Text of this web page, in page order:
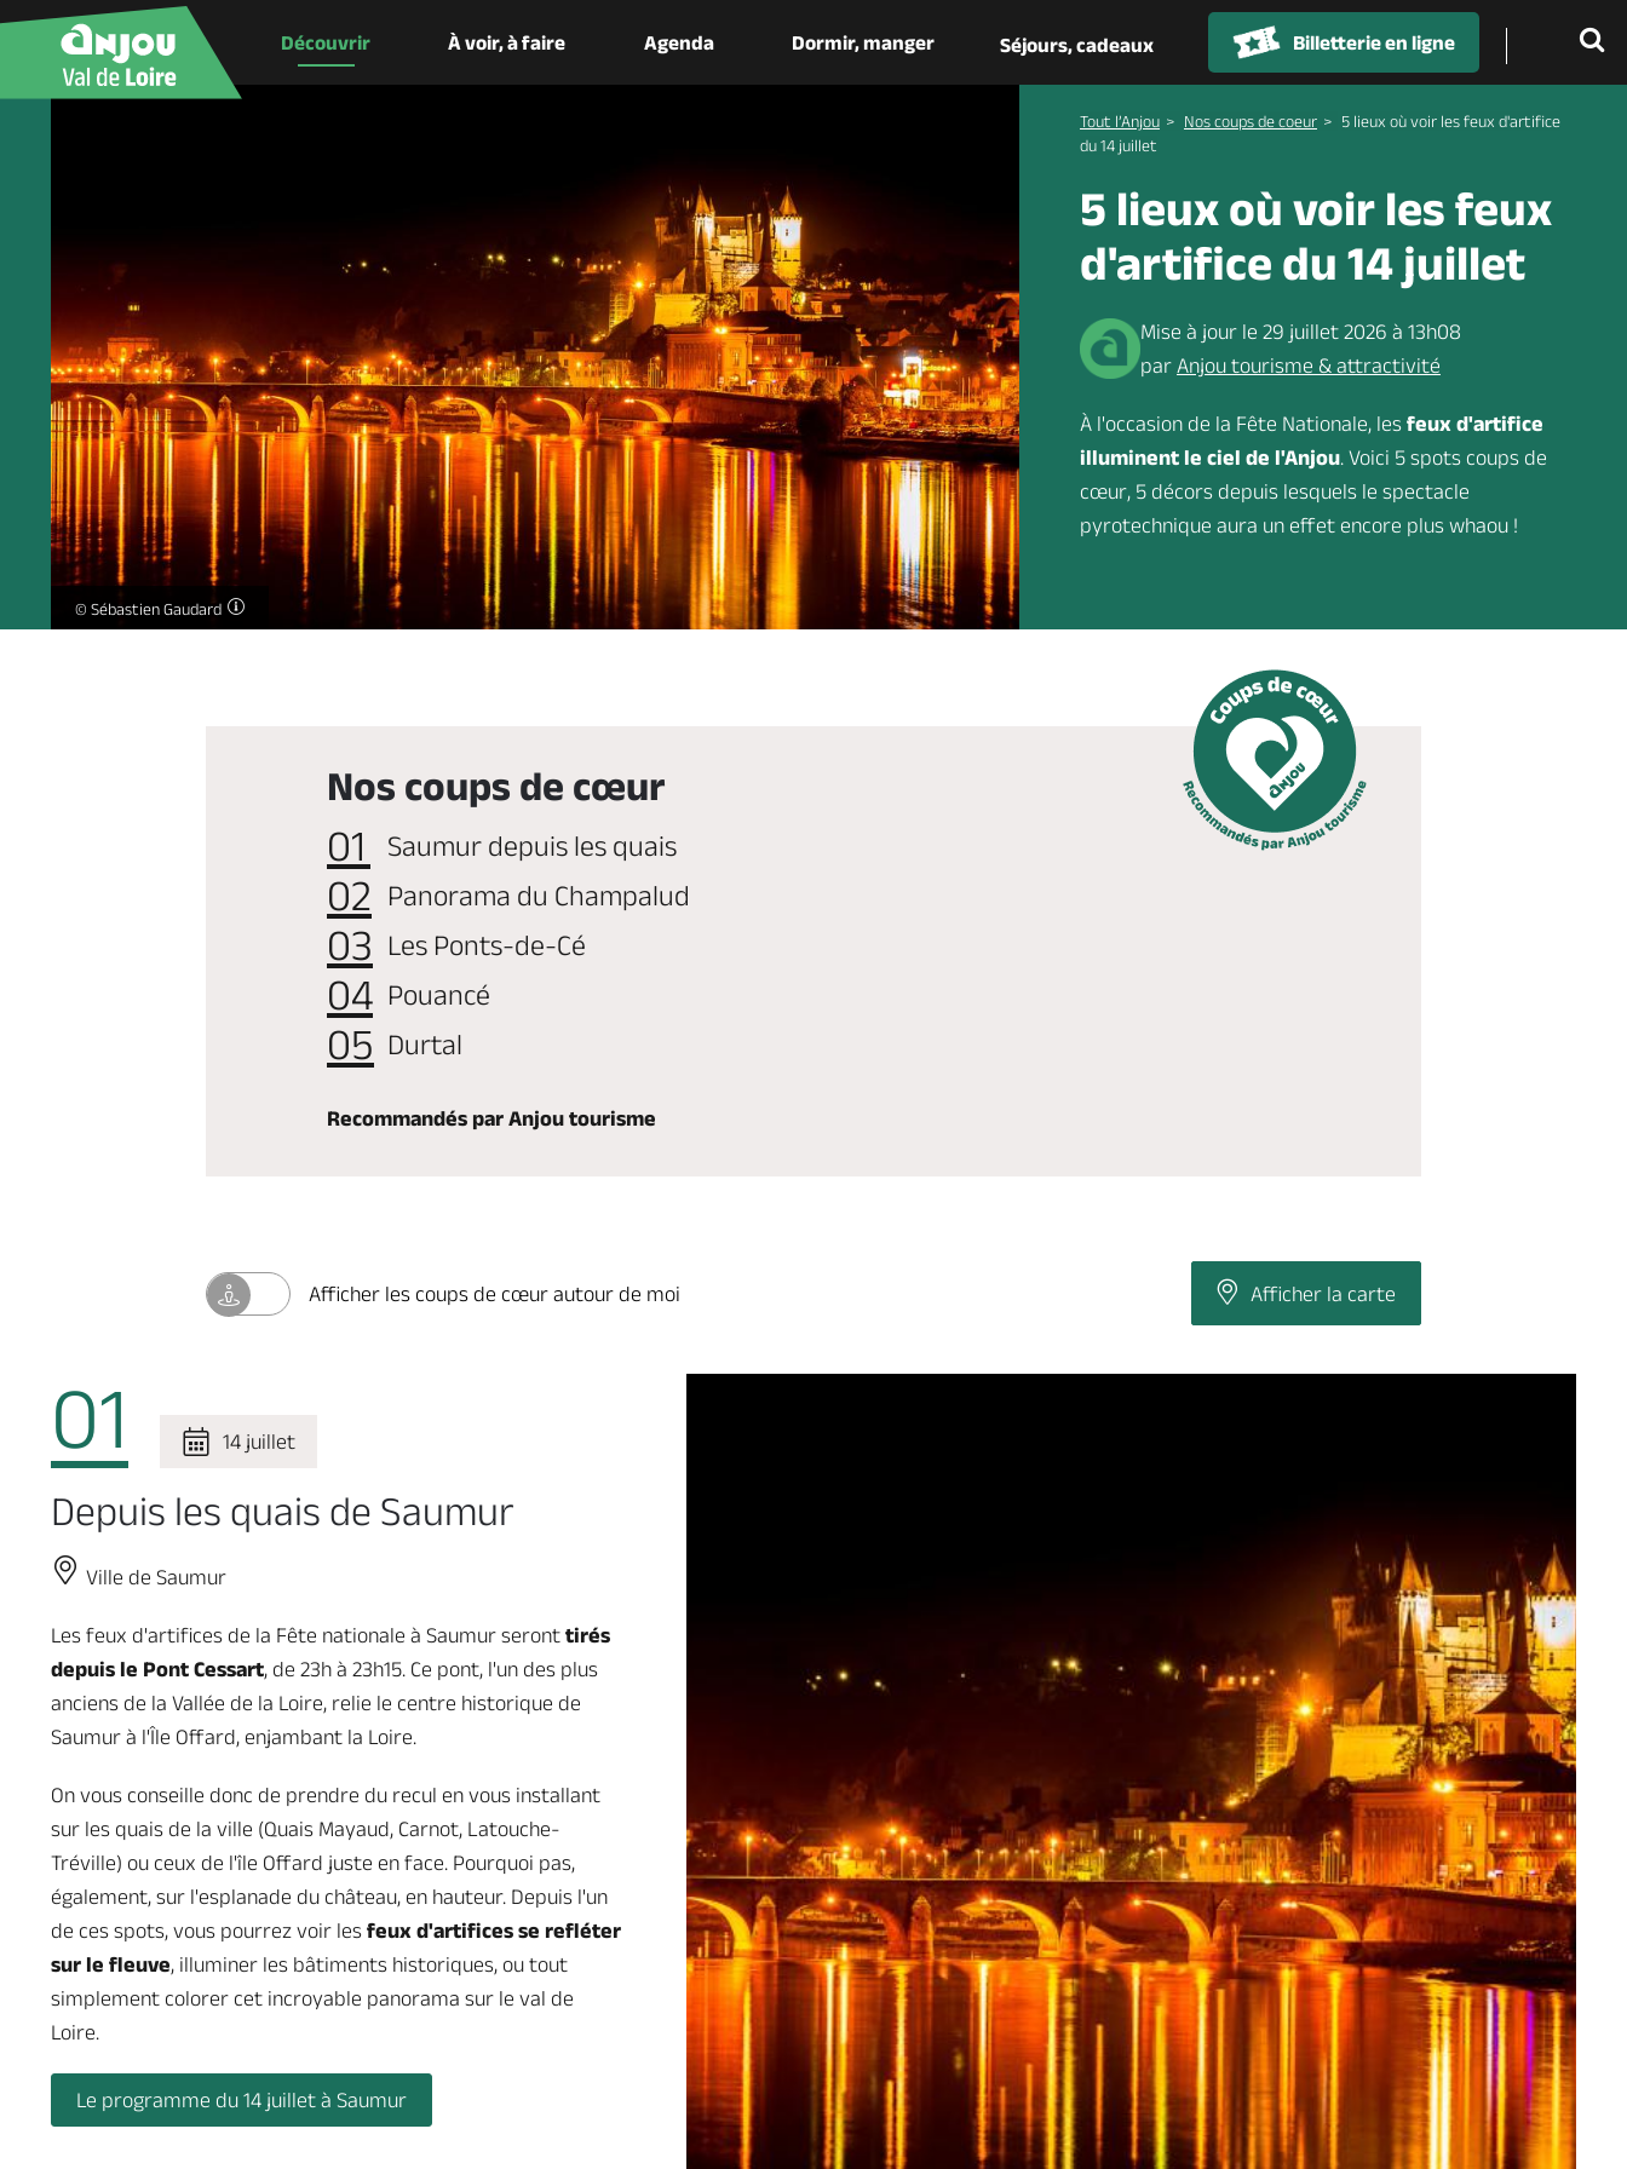
Découvrir À voir, à faire Agenda Dormir, manger Séjours, cadeaux Billetterie en ligne
Saumur de nuit avec les reflets de la ville, le pont et le château, sur la Loire calme. -
© Sébastien Gaudard
Tout l’Anjou Nos coups de coeur
5 lieux où voir les feux d'artifice
du 14 juillet
5 lieux où voir les feux
d'artifice du 14 juillet
Mise à jour le 29 juillet 2026 à 13h08
par Anjou tourisme & attractivité
À l'occasion de la Fête Nationale, les feux d'artifice
illuminent le ciel de l'Anjou. Voici 5 spots coups de
cœur, 5 décors depuis lesquels le spectacle
pyrotechnique aura un effet encore plus whaou !
Nos coups de cœur
Saumur depuis les quais
Panorama du Champalud
Les Ponts-de-Cé
Pouancé
Durtal
Recommandés par Anjou tourisme
Afficher les coups de cœur autour de moi Afficher la carte
01 14 juillet
Depuis les quais de Saumur
Ville de Saumur
Les feux d'artifices de la Fête nationale à Saumur seront tirés
depuis le Pont Cessart, de 23h à 23h15. Ce pont, l'un des plus
anciens de la Vallée de la Loire, relie le centre historique de
Saumur à l'Île Offard, enjambant la Loire.
On vous conseille donc de prendre du recul en vous installant
sur les quais de la ville (Quais Mayaud, Carnot, Latouche-
Tréville) ou ceux de l'île Offard juste en face. Pourquoi pas,
également, sur l'esplanade du château, en hauteur. Depuis l'un
de ces spots, vous pourrez voir les feux d'artifices se refléter
sur le fleuve, illuminer les bâtiments historiques, ou tout
simplement colorer cet incroyable panorama sur le val de
Loire.
Le programme du 14 juillet à Saumur